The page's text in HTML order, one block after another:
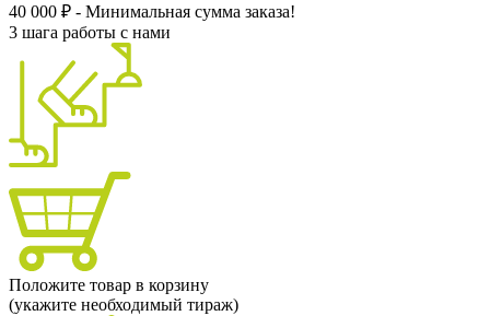
40 000 ₽ - Минимальная сумма заказа!
3 шага работы с нами
Положите товар в корзину
(укажите необходимый тираж)